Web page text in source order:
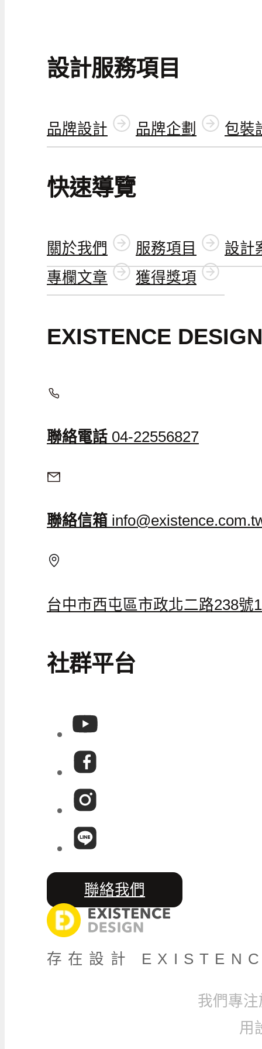
設計服務項目
品牌設計 品牌企劃 包裝
快速導覽
關於我們 服務項目
設計
專欄文章
獲得獎項
EXISTENCE
聯絡電話 04-22556827
聯絡信箱
台中市西屯區市政北二路238號
社群平台
聯絡我們
存在設計
我們專
用